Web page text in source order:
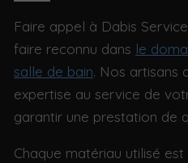
Faire appel à Dabis
faire reconnu dans le
salle de bain. Nos artisans
expertise au service de
garantir une prestation de
Chaque matériau utilisé